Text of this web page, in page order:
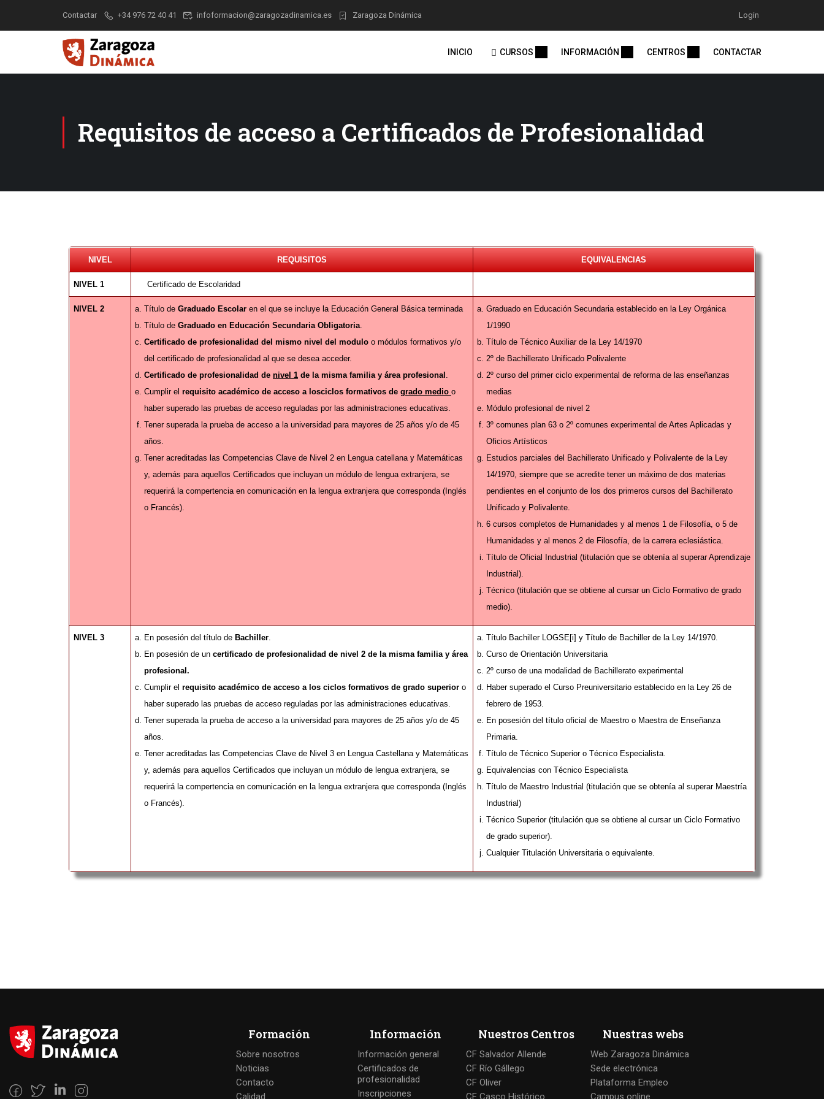
Contactar +34 976 72 40 41 infoformacion@zaragozadinamica.es Zaragoza Dinámica Login
INICIO CURSOS INFORMACIÓN CENTROS CONTACTAR
Requisitos de acceso a Certificados de Profesionalidad
NIVEL REQUISITOS EQUIVALENCIAS
NIVEL 1 Certificado de Escolaridad
NIVEL 2 Título de Graduado Escolar en el que se incluye la Educación General Básica terminada
Título de Graduado en Educación Secundaria Obligatoria.
Certificado de profesionalidad del mismo nivel del modulo o módulos formativos y/o
del certificado de profesionalidad al que se desea acceder.
Certificado de profesionalidad de nivel 1 de la misma familia y área profesional .
Cumplir el requisito académico de acceso a losciclos formativos de grado medio o
haber superado las pruebas de acceso reguladas por las administraciones educativas.
Tener superada la prueba de acceso a la universidad para mayores de 25 años y/o de 45
años.
Tener acreditadas las Competencias Clave de Nivel 2 en Lengua catellana y Matemáticas
y, además para aquellos Certificados que incluyan un módulo de lengua extranjera, se
requerirá la compertencia en comunicación en la lengua extranjera que corresponda (Inglés
o Francés).
Graduado en Educación Secundaria establecido en la Ley Orgánica
1/1990
Título de Técnico Auxiliar de la Ley 14/1970
2º de Bachillerato Unificado Polivalente
2º curso del primer ciclo experimental de reforma de las enseñanzas
medias
Módulo profesional de nivel 2
3º comunes plan 63 o 2º comunes experimental de Artes Aplicadas y
Oficios Artísticos
Estudios parciales del Bachillerato Unificado y Polivalente de la Ley
14/1970, siempre que se acredite tener un máximo de dos materias
pendientes en el conjunto de los dos primeros cursos del Bachillerato
Unificado y Polivalente.
6 cursos completos de Humanidades y al menos 1 de Filosofía, o 5 de
Humanidades y al menos 2 de Filosofía, de la carrera eclesiástica.
Título de Oficial Industrial (titulación que se obtenía al superar Aprendizaje
Industrial).
Técnico (titulación que se obtiene al cursar un Ciclo Formativo de grado
medio).
NIVEL 3 En posesión del título de Bachiller.
En posesión de un certificado de profesionalidad de nivel 2 de la misma familia y área
profesional.
Cumplir el requisito académico de acceso a los ciclos formativos de grado superior o
haber superado las pruebas de acceso reguladas por las administraciones educativas.
Tener superada la prueba de acceso a la universidad para mayores de 25 años y/o de 45
años.
Tener acreditadas las Competencias Clave de Nivel 3 en Lengua Castellana y Matemáticas
y, además para aquellos Certificados que incluyan un módulo de lengua extranjera, se
requerirá la compertencia en comunicación en la lengua extranjera que corresponda (Inglés
o Francés).
Título Bachiller LOGSE[i] y Título de Bachiller de la Ley 14/1970.
Curso de Orientación Universitaria
2º curso de una modalidad de Bachillerato experimental
Haber superado el Curso Preuniversitario establecido en la Ley 26 de
febrero de 1953.
En posesión del título oficial de Maestro o Maestra de Enseñanza
Primaria.
Título de Técnico Superior o Técnico Especialista.
Equivalencias con Técnico Especialista
Título de Maestro Industrial (titulación que se obtenía al superar Maestría
Industrial)
Técnico Superior (titulación que se obtiene al cursar un Ciclo Formativo
de grado superior).
Cualquier Titulación Universitaria o equivalente.
Formación
Sobre nosotros
Noticias
Contacto
Calidad
Información
Información general
Certificados de
profesionalidad
Inscripciones
Nuestros Centros
CF Salvador Allende
CF Río Gállego
CF Oliver
CF Casco Histórico
Nuestras webs
Web Zaragoza Dinámica
Sede electrónica
Plataforma Empleo
Campus online